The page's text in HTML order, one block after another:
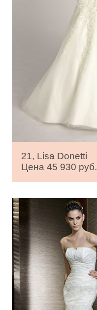
21, Lisa Donetti
Цена 45 930 руб.